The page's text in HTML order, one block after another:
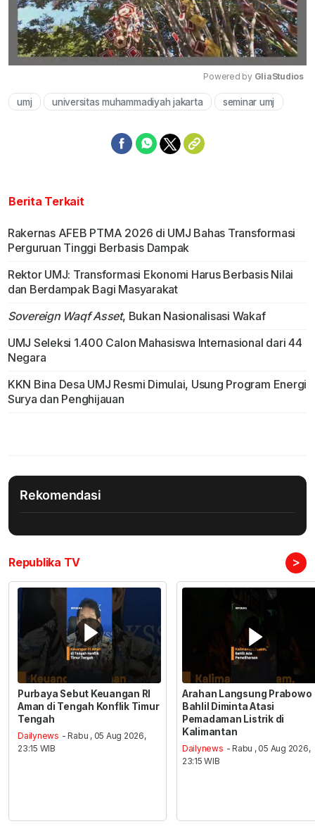
Mute
Powered by GliaStudios
umj universitas muhammadiyah jakarta seminar umj
Berita Terkait
Rakernas AFEB PTMA 2026 di UMJ Bahas Transformasi
Perguruan Tinggi Berbasis Dampak
Rektor UMJ: Transformasi Ekonomi Harus Berbasis Nilai
dan Berdampak Bagi Masyarakat
Sovereign Waqf Asset, Bukan Nasionalisasi Wakaf
UMJ Seleksi 1.400 Calon Mahasiswa Internasional dari 44
Negara
KKN Bina Desa UMJ Resmi Dimulai, Usung Program Energi
Surya dan Penghijauan
Rekomendasi
Republika TV >
Purbaya Sebut Keuangan RI
Aman di Tengah Konflik Timur
Tengah
Dailynews - Rabu , 05 Aug 2026,
23:15 WIB
Arahan Langsung Prabowo
Bahlil Diminta Atasi
Pemadaman Listrik di
Kalimantan
Dailynews - Rabu , 05 Aug 2026,
23:15 WIB